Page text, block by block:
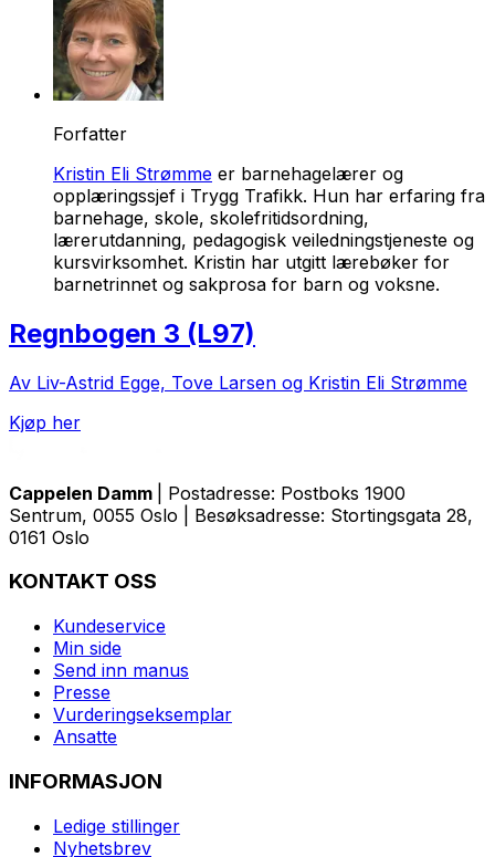
Forfatter
Kristin Eli Strømme er barnehagelærer og
opplæringssjef i Trygg Trafikk. Hun har erfaring fra
barnehage, skole, skolefritidsordning,
lærerutdanning, pedagogisk veiledningstjeneste og
kursvirksomhet. Kristin har utgitt lærebøker for
barnetrinnet og sakprosa for barn og voksne.
Regnbogen 3 (L97)
Av Liv-Astrid Egge, Tove Larsen og Kristin Eli Strømme
Kjøp her
Cappelen Damm
| Postadresse: Postboks 1900
Sentrum, 0055 Oslo | Besøksadresse: Stortingsgata 28,
0161 Oslo
KONTAKT OSS
Kundeservice
Min side
Send inn manus
Presse
Vurderingseksemplar
Ansatte
INFORMASJON
Ledige stillinger
Nyhetsbrev